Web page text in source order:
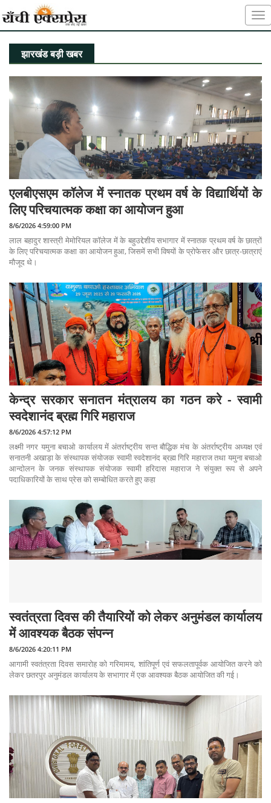
झारखंड बड़ी खबर
एलबीएसएम कॉलेज में स्नातक प्रथम वर्ष के विद्यार्थियों के
लिए परिचयात्मक कक्षा का आयोजन हुआ
8/6/2026 4:59:00 PM
लाल बहादुर शास्त्री मेमोरियल कॉलेज में के बहुउद्देशीय सभागार में स्नातक प्रथम वर्ष के छात्रों
के लिए परिचयात्मक कक्षा का आयोजन हुआ, जिसमें सभी विषयों के प्रोफेसर और छात्र-छात्राएं
मौजूद थे।
केन्द्र सरकार सनातन मंत्रालय का गठन करे - स्वामी
स्वदेशानंद ब्रह्म गिरि महाराज
8/6/2026 4:57:12 PM
लक्ष्मी नगर यमुना बचाओ कार्यालय में अंतर्राष्ट्रीय सन्त बौद्धिक मंच के अंतर्राष्ट्रीय अध्यक्ष एवं
सनातनी अखाड़ा के संस्थापक संयोजक स्वामी स्वदेशानंद ब्रह्म गिरि महाराज तथा यमुना बचाओ
आन्दोलन के जनक संस्थापक संयोजक स्वामी हरिदास महाराज ने संयुक्त रूप से अपने
पदाधिकारियों के साथ प्रेस को सम्बोधित करते हुए कहा
स्वतंत्रता दिवस की तैयारियों को लेकर अनुमंडल कार्यालय
में आवश्यक बैठक संपन्न
8/6/2026 4:20:11 PM
आगामी स्वतंत्रता दिवस समारोह को गरिमामय, शांतिपूर्ण एवं सफलतापूर्वक आयोजित करने को
लेकर छतरपुर अनुमंडल कार्यालय के सभागार में एक आवश्यक बैठक आयोजित की गई।